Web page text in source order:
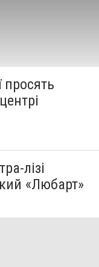
просять
лізі
«Любарт»